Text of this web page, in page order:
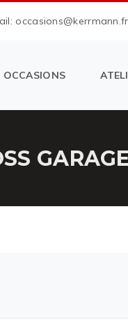
occasions@kerrmann.fr
OCCASIONS